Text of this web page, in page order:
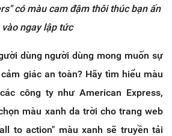
có màu cam đậm thôi thúc bạn ấn
vào ngay lập tức
dùng người dùng mong muốn sự
giác an toàn? Hãy tìm hiểu màu
công ty như American Express,
màu xanh da trời cho trang web
to action" màu xanh sẽ truyền tải